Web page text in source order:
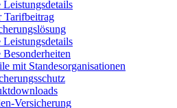
Leistungsdetails
Tarifbeitrag
Leistungsdetails
Besonderheiten
mit Standesorganisationen
Versicherung